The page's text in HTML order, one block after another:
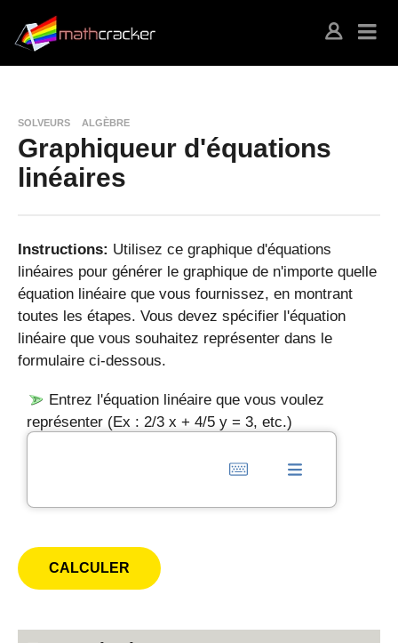
SOLVEURS ALGÈBRE
Graphiqueur d'équations
linéaires
Instructions: Utilisez ce graphique d'équations
linéaires pour générer le graphique de n'importe quelle
équation linéaire que vous fournissez, en montrant
toutes les étapes. Vous devez spécifier l'équation
linéaire que vous souhaitez représenter dans le
formulaire ci-dessous.
Entrez l'équation linéaire que vous voulez
représenter (Ex : 2/3 x + 4/5 y = 3, etc.)